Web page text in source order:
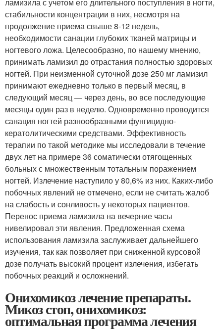
стабильности концентрации в них, несмотря на
продолжение приема свыше 8-12 недель,
необходимости санации глубоких тканей матрицы и
ногтевого ложа. Целесообразно, по нашему мнению,
принимать ламизил до отрастания полностью здоровых
ногтей. При неизменной суточной дозе 250 мг ламизил
принимают ежедневно только в первый месяц, в
следующий месяц — через день, во все последующие
месяцы один раз в неделю. Одновременно проводится
санация ногтей разнообразными фунгицидно-
кератолитическими средствами. Эффективность
терапии по такой методике мы исследовали в течение
двух лет на примере 36 соматически отягощенных
больных с множественным тотальным поражением
ногтей. Излечение наступило у 80,6% из них. Каких-либо
побочных явлений не отмечено, если не считать жалоб
на слабость и сонливость у некоторых пациентов.
Перенос приема ламизила на вечерние часы
нивелировал эти явления. Предложенная схема
использования ламизила заслуживает дальнейшего
изучения, так как позволяет при сниженной курсовой
дозе получать высокий процент излечения, избегать
побочных реакций и осложнений.
Онихомикоз лечение препараты.
Микоз стоп, онихомикоз:
оптимальная программа лечения